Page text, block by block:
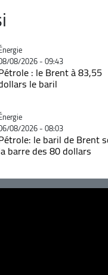
08/2026 - 09:43
: le Brent à 83,55
le baril
08/2026 - 08:03
le baril de Brent
barre des 80 dollars